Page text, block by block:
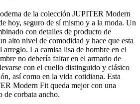
de la colección JUPITER Modern
hoy, seguro de sí mismo y a la moda. Un
con detalles de producto de
alto nivel de comodidad y hace que esta
arreglo. La camisa lisa de hombre en el
no debería faltar en el armario de
con el cuello distinguido y clásico
así como en la vida cotidiana. Esta
Modern Fit queda mejor con una
de corbata ancho.